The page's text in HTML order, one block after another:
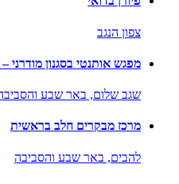
צפון הנגב
מפגש אותנטי בסגנון
שגב שלום, באר שבע
מרכז מבקרים חלב בראשית
להבים, באר שבע והסביבה